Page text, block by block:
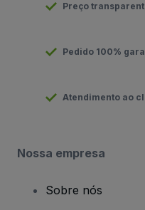
Preço
Pedido 100%
Atendimento ao
Nossa empresa
Sobre nós